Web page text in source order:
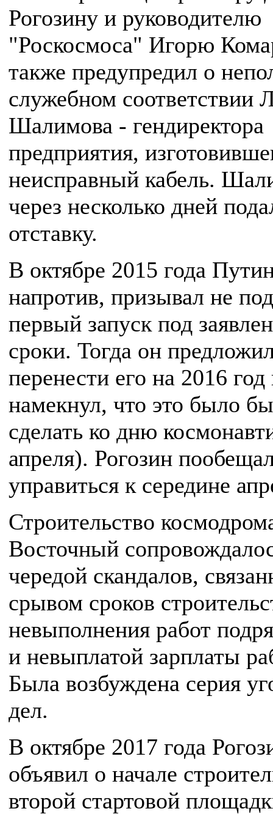
Рогозину и руководителю
"Роскосмоса" Игорю
также предупредил о
служебном соответствии
Шалимова - гендиректора
предприятия,
неисправный кабель.
через несколько дней
отставку.
В октябре 2015 года
напротив, призывал не
первый запуск под
сроки. Тогда он
перенести его на 2016 год
намекнул, что это было
сделать ко дню
апреля). Рогозин
управиться к середине
Строительство
Восточный
чередой скандалов,
срывом сроков
невыполнения работ
и невыплатой зарплаты
Была возбуждена серия
дел.
В октябре 2017 года
объявил о начале
второй стартовой